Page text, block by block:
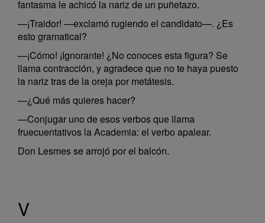
fantasma le achicó la nariz de un puñetazo.
—¡Traidor! —exclamó rugiendo el candidato—. ¿Es
esto gramatical?
—¡Cómo! ¡Ignorante! ¿No conoces esta figura? Se
llama contracción, y agradece que no te haya puesto
la nariz tras de la oreja por metátesis.
—¿Qué más quieres hacer?
—Conjugar uno de esos verbos que llama
fruecuentativos la Academia: el verbo apalear.
Don Lesmes se arrojó por el balcón.
V